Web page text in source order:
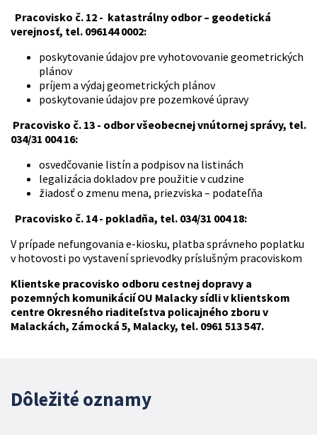
Pracovisko č. 12 - katastrálny odbor – geodetická
verejnosť, tel. 096144 0002:
poskytovanie údajov pre vyhotovovanie geometrických
plánov
príjem a výdaj geometrických plánov
poskytovanie údajov pre pozemkové úpravy
Pracovisko č. 13 - odbor všeobecnej vnútornej správy, tel.
034/31 004 16:
osvedčovanie listín a podpisov na listinách
legalizácia dokladov pre použitie v cudzine
žiadosť o zmenu mena, priezviska – podateľňa
Pracovisko č. 14 - pokladňa, tel. 034/31 004 18:
V prípade nefungovania e-kiosku, platba správneho poplatku
v hotovosti po vystavení sprievodky príslušným pracoviskom
Klientske pracovisko odboru cestnej dopravy a
pozemných komunikácií OU Malacky sídli v klientskom
centre Okresného riaditeľstva policajného zboru v
Malackách, Zámocká 5, Malacky, tel. 0961 513 547.
Dôležité oznamy